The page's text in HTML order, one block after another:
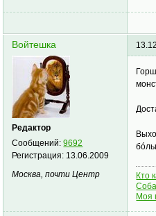
Войтешка
Редактор
Сообщений:9692
Регистрация: 13.06.2009
Москва, почти Центр
Кто
Моя